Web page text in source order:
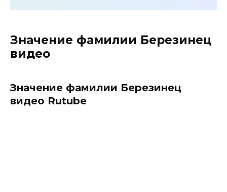
Значение фамилии Березинец
видео
Значение фамилии Березинец
видео Rutube